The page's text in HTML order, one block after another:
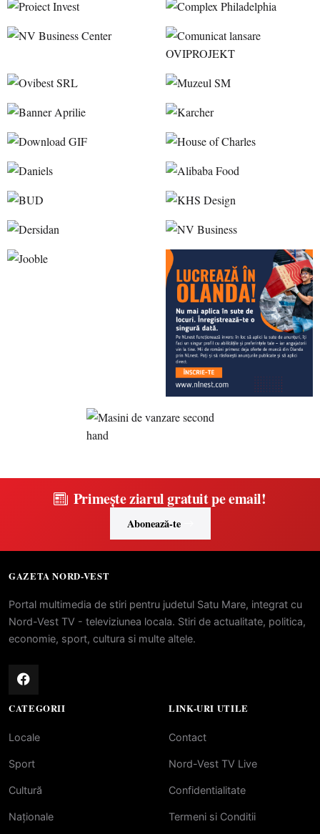
Primește ziarul gratuit pe email!
Abonează-te
GAZETA NORD-VEST
Portal multimedia de stiri pentru judetul Satu Mare, integrat cu
Nord-Vest TV - televiziunea locala. Stiri de actualitate, politica,
economie, sport, cultura si multe altele.
CATEGORII
Locale
Sport
Cultură
Naționale
LINK-URI UTILE
Contact
Nord-Vest TV Live
Confidentialitate
Termeni si Conditii